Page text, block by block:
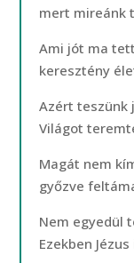
mert mireánk
Ami jót ma
keresztény
Azért teszünk
Világot
Magát nem
győzve
Nem egyedül
Ezekben